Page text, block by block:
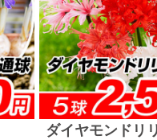
ダイヤモンドリ